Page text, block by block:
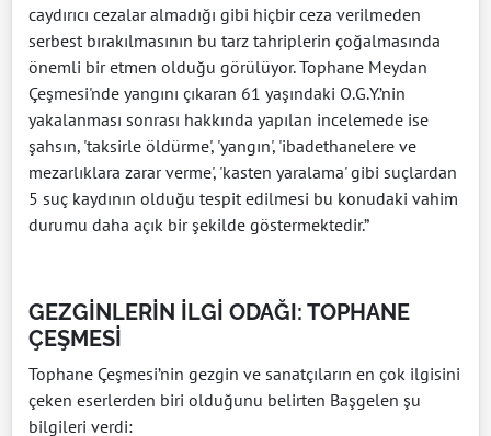
caydırıcı cezalar almadığı gibi hiçbir ceza verilmeden
serbest bırakılmasının bu tarz tahriplerin çoğalmasında
önemli bir etmen olduğu görülüyor. Tophane Meydan
Çeşmesi'nde yangını çıkaran 61 yaşındaki O.G.Y.’nin
yakalanması sonrası hakkında yapılan incelemede ise
şahsın, 'taksirle öldürme', 'yangın', 'ibadethanelere ve
mezarlıklara zarar verme', 'kasten yaralama' gibi suçlardan
5 suç kaydının olduğu tespit edilmesi bu konudaki vahim
durumu daha açık bir şekilde göstermektedir.”
GEZGİNLERİN İLGİ ODAĞI: TOPHANE
ÇEŞMESİ
Tophane Çeşmesi’nin gezgin ve sanatçıların en çok ilgisini
çeken eserlerden biri olduğunu belirten Başgelen şu
bilgileri verdi: